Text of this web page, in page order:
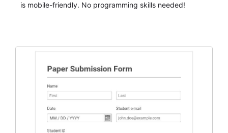
is mobile-friendly. No programming skills needed!